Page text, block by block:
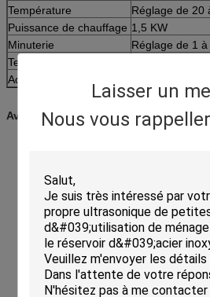
Laisser un
Nous vous
Température
Réglage de 20
Puissance de chauffage 1,5 KW
Minuterie
Réglage de 1
Tension du générateur
Accessoires
Avantages :
Avec couvercle gratuit et panier en acier
Qualité industrielle pour un fonctionnement
Transducteur ultrasonique de qualité
l'humidité.
Générateur avancé, balayage de
nettoyage.
Entièrement portable, les machines d'un
équipées de roues, de roues verrouillables
Machine entière en acier inoxydable
d'épaisseur pour la résistance aux acides et